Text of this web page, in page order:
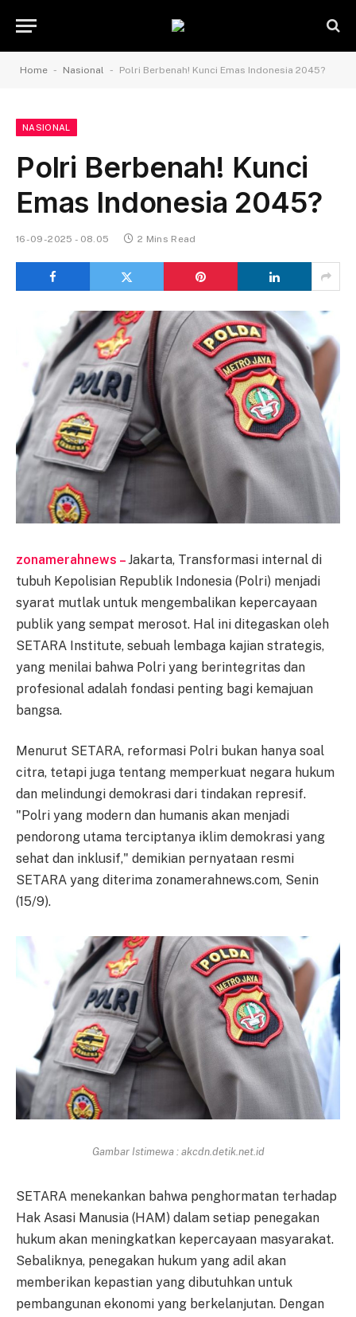
Home - Nasional - Polri Berbenah! Kunci Emas Indonesia 2045?
NASIONAL
Polri Berbenah! Kunci
Emas Indonesia 2045?
16-09-2025 - 08.05 2 Mins Read
zonamerahnews – Jakarta, Transformasi internal di
tubuh Kepolisian Republik Indonesia (Polri) menjadi
syarat mutlak untuk mengembalikan kepercayaan
publik yang sempat merosot. Hal ini ditegaskan oleh
SETARA Institute, sebuah lembaga kajian strategis,
yang menilai bahwa Polri yang berintegritas dan
profesional adalah fondasi penting bagi kemajuan
bangsa.
Menurut SETARA, reformasi Polri bukan hanya soal
citra, tetapi juga tentang memperkuat negara hukum
dan melindungi demokrasi dari tindakan represif.
"Polri yang modern dan humanis akan menjadi
pendorong utama terciptanya iklim demokrasi yang
sehat dan inklusif," demikian pernyataan resmi
SETARA yang diterima zonamerahnews.com, Senin
(15/9).
Gambar Istimewa : akcdn.detik.net.id
SETARA menekankan bahwa penghormatan terhadap
Hak Asasi Manusia (HAM) dalam setiap penegakan
hukum akan meningkatkan kepercayaan masyarakat.
Sebaliknya, penegakan hukum yang adil akan
memberikan kepastian yang dibutuhkan untuk
pembangunan ekonomi yang berkelanjutan. Dengan